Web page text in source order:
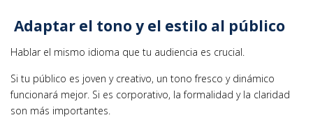
Adaptar el tono y el estilo al público
Hablar el mismo idioma que tu audiencia es crucial.
Si tu público es joven y creativo, un tono fresco y dinámico
funcionará mejor. Si es corporativo, la formalidad y la claridad
son más importantes.